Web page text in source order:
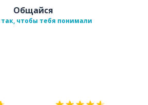
Общайся
так, чтобы тебя понимали